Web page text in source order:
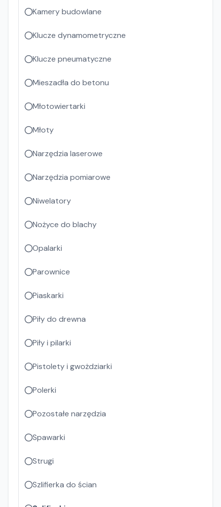
Kamery budowlane
Klucze dynamometryczne
Klucze pneumatyczne
Mieszadła do betonu
Młotowiertarki
Młoty
Narzędzia laserowe
Narzędzia pomiarowe
Niwelatory
Nożyce do blachy
Opalarki
Parownice
Piaskarki
Piły do drewna
Piły i pilarki
Pistolety i gwożdziarki
Polerki
Pozostałe narzędzia
Spawarki
Strugi
Szlifierka do ścian